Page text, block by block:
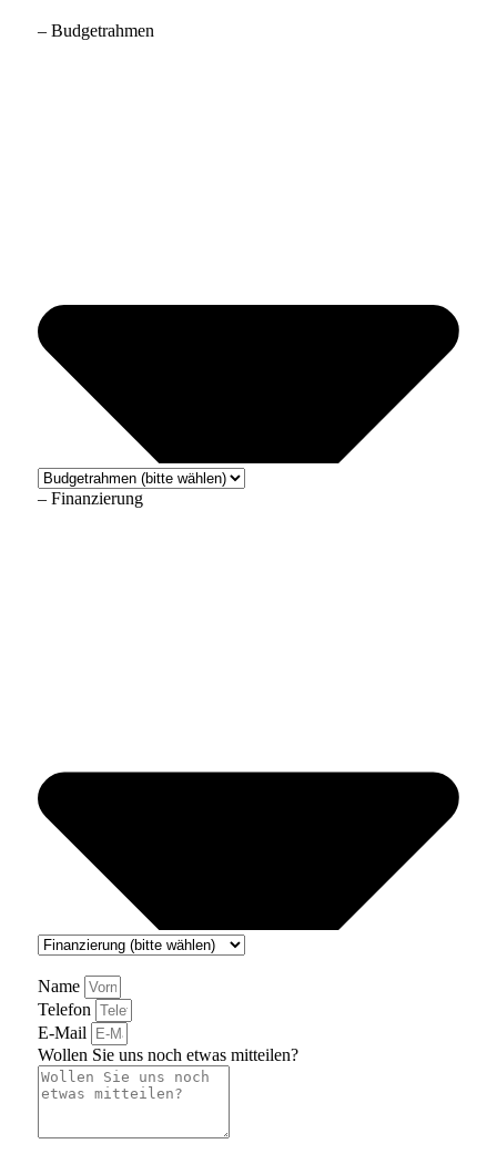
– Budgetrahmen
– Finanzierung
Name
Telefon
E-Mail
Wollen Sie uns noch etwas mitteilen?